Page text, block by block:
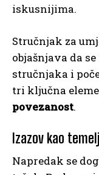
iskusnijima.
Stručnjak za
objašnjava da
stručnjaka i
tri ključna
povezanost.
Izazov kao
Napredak se